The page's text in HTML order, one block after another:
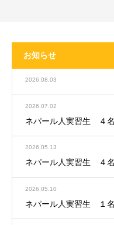
お知らせ
2026.08.03
2026.07.02
ネパール人実習生 ４
2026.05.13
ネパール人実習生 ４
2026.05.10
ネパール人実習生 １